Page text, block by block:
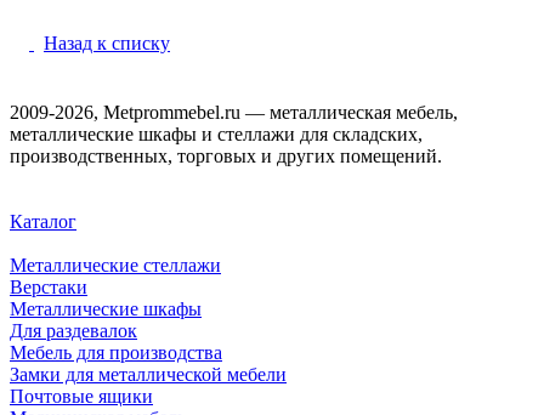
Назад к списку
2009-2026, Metprommebel.ru — металлическая мебель,
металлические шкафы и стеллажи для складских,
производственных, торговых и других помещений.
Каталог
Металлические стеллажи
Верстаки
Металлические шкафы
Для раздевалок
Мебель для производства
Замки для металлической мебели
Почтовые ящики